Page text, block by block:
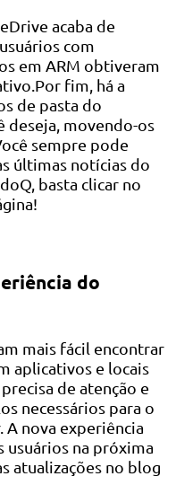
acaba de
com
em ARM obtiveram
fim, há a
de pasta do
deseja, movendo-os
sempre pode
últimas notícias do
basta clicar no
do
mais fácil encontrar
aplicativos e locais
de atenção e
necessários para o
nova experiência
usuários na próxima
atualizações no blog